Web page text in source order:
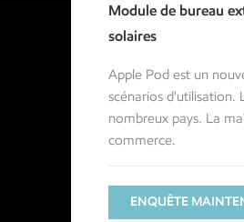
Module de bureau
solaires
Apple Pod est un
scénarios d'utilisation.
nombreux pays. La
commerce.
ENQUÊTE